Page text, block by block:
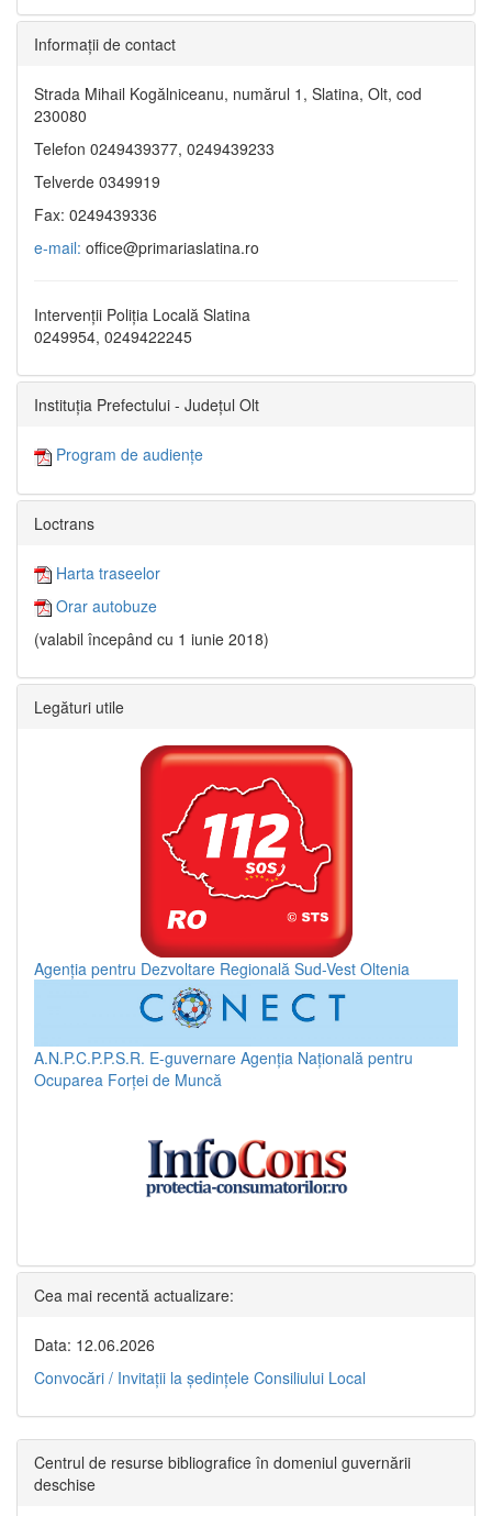
Informaţii de contact
Strada Mihail Kogălniceanu, numărul 1, Slatina, Olt, cod
230080
Telefon 0249439377, 0249439233
Telverde 0349919
Fax: 0249439336
e-mail: office@primariaslatina.ro
Intervenții Poliția Locală Slatina
0249954, 0249422245
Instituția Prefectului - Județul Olt
Program de audiențe
Loctrans
Harta traseelor
Orar autobuze
(valabil începând cu 1 iunie 2018)
Legături utile
Agenția pentru Dezvoltare Regională Sud-Vest Oltenia
A.N.P.C.P.P.S.R. E-guvernare Agenția Națională pentru
Ocuparea Forței de Muncă
Cea mai recentă actualizare:
Data: 12.06.2026
Convocări / Invitaţii la şedinţele Consiliului Local
Centrul de resurse bibliografice în domeniul guvernării
deschise